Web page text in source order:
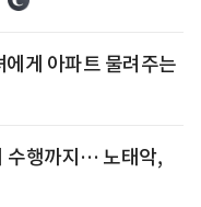
게 아파트 물려주는
수행까지… 노태악,